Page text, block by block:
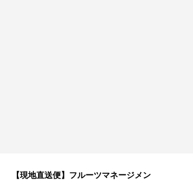
【現地直送便】フルーツマネージメン